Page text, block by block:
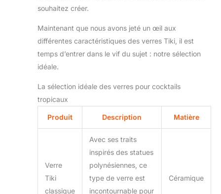
souhaitez créer.
Maintenant que nous avons jeté un œil aux
différentes caractéristiques des verres Tiki, il est
temps d’entrer dans le vif du sujet : notre sélection
idéale.
La sélection idéale des verres pour cocktails
tropicaux
Produit Description Matière
Verre
Tiki
classique
Avec ses traits
inspirés des statues
polynésiennes, ce
type de verre est
incontournable pour
Céramique